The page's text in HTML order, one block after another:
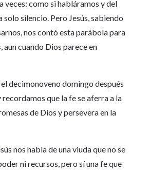
veces: como si habláramos y del
silencio. Pero Jesús, sabiendo
nos contó esta parábola para
aun cuando Dios parece en
decimonoveno domingo después
que la fe se aferra a la
de Dios y persevera en la
nos habla de una viuda que no se
ni recursos, pero sí una fe que